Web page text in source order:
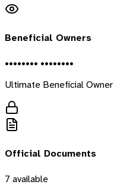
Beneficial Owners
•••••••• ••••••••
Ultimate Beneficial Owner
Official Documents
7 available